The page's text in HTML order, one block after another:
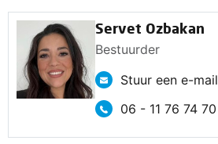
Servet Ozbakan
Bestuurder
Stuur een e-mail
06 - 11 76 74 70